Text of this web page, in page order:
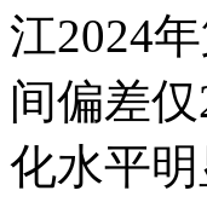
江2024
间偏差
化水平